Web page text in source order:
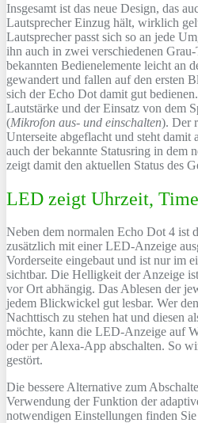
Insgesamt ist das neue Design, das
Lautsprecher Einzug hält, wirklich
Lautsprecher passt sich so an jede
ihn auch in zwei verschiedenen
bekannten Bedienelemente leicht an
gewandert und fallen auf den ersten
sich der Echo Dot damit gut
Lautstärke und der Einsatz von dem
(Mikrofon aus- und einschalten). Der
Unterseite abgeflacht und steht damit
auch der bekannte Statusring in dem
zeigt damit den aktuellen Status des
LED zeigt Uhrzeit,
Neben dem normalen Echo Dot 4 ist
zusätzlich mit einer LED-Anzeige
Vorderseite eingebaut und ist nur im
sichtbar. Die Helligkeit der Anzeige
vor Ort abhängig. Das Ablesen der
jedem Blickwickel gut lesbar. Wer
Nachttisch zu stehen hat und diesen
möchte, kann die LED-Anzeige auf
oder per Alexa-App abschalten. So
gestört.
Die bessere Alternative zum
Verwendung der Funktion der
notwendigen Einstellungen finden